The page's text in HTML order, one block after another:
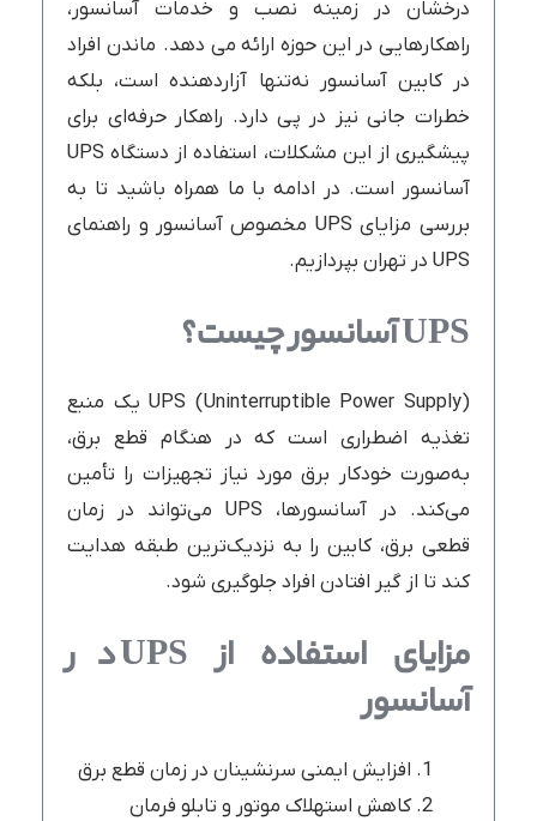
درخشان در زمینه نصب و خدمات آسانسور،
راهکارهایی در این حوزه ارائه می دهد. ماندن افراد
در کابین آسانسور نه‌تنها آزاردهنده است، بلکه
خطرات جانی نیز در پی دارد. راهکار حرفه‌ای برای
پیشگیری از این مشکلات، استفاده از دستگاه UPS
آسانسور است. در ادامه با ما همراه باشید تا به
بررسی مزایای UPS مخصوص آسانسور و راهنمای
UPS در تهران بپردازیم.
UPS آسانسور چیست؟
UPS (Uninterruptible Power Supply) یک منبع
تغذیه اضطراری است که در هنگام قطع برق،
به‌صورت خودکار برق مورد نیاز تجهیزات را تأمین
می‌کند. در آسانسورها، UPS می‌تواند در زمان
قطعی برق، کابین را به نزدیک‌ترین طبقه هدایت
کند تا از گیر افتادن افراد جلوگیری شود.
مزایای استفاده از UPS در
آسانسور
افزایش ایمنی سرنشینان در زمان قطع برق
کاهش استهلاک موتور و تابلو فرمان